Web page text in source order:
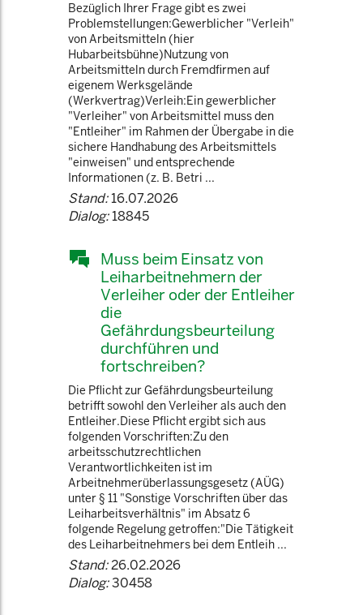
Bezüglich Ihrer Frage gibt es zwei
Problemstellungen:Gewerblicher "Verleih"
von Arbeitsmitteln (hier
Hubarbeitsbühne)Nutzung von
Arbeitsmitteln durch Fremdfirmen auf
eigenem Werksgelände
(Werkvertrag)Verleih:Ein gewerblicher
"Verleiher" von Arbeitsmittel muss den
"Entleiher" im Rahmen der Übergabe in die
sichere Handhabung des Arbeitsmittels
"einweisen" und entsprechende
Informationen (z. B. Betri ...
Stand:16.07.2026
Dialog:18845
Muss beim Einsatz von
Leiharbeitnehmern der
Verleiher oder der Entleiher
die
Gefährdungsbeurteilung
durchführen und
fortschreiben?
Die Pflicht zur Gefährdungsbeurteilung
betrifft sowohl den Verleiher als auch den
Entleiher.Diese Pflicht ergibt sich aus
folgenden Vorschriften:Zu den
arbeitsschutzrechtlichen
Verantwortlichkeiten ist im
Arbeitnehmerüberlassungsgesetz (AÜG)
unter § 11 "Sonstige Vorschriften über das
Leiharbeitsverhältnis" im Absatz 6
folgende Regelung getroffen:"Die Tätigkeit
des Leiharbeitnehmers bei dem Entleih ...
Stand:26.02.2026
Dialog:30458